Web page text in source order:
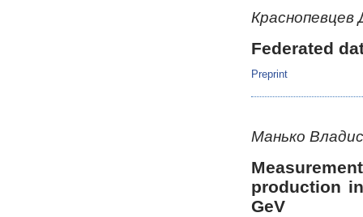
Federated
Preprint
Манько
production
GeV